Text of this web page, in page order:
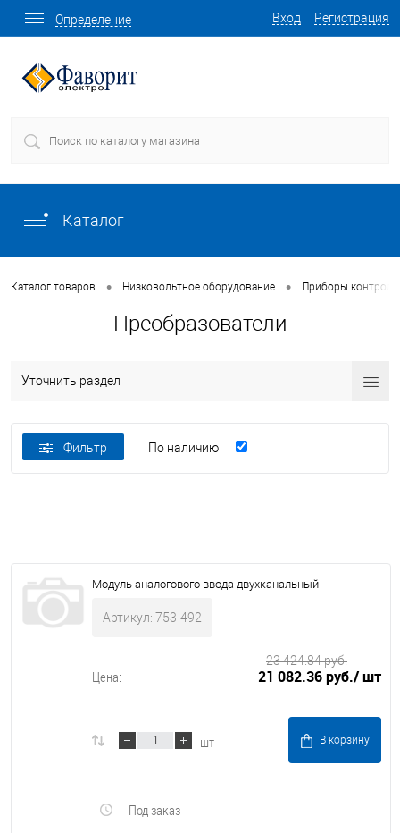
Вход Регистрация
Определение
Каталог
Каталог товаров • Низковольтное оборудование • Приборы контроля
Преобразователи
Уточнить раздел
Фильтр По наличию
Модуль аналогового ввода двухканальный
Артикул: 753-492
Цена: 21 082.36 руб./ шт
23 424.84 руб.
шт В корзину
Под заказ